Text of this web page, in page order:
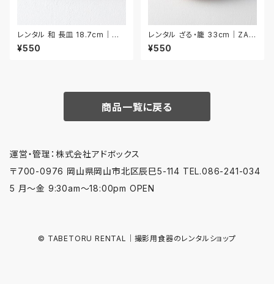
レンタル 和 長皿 18.7cm｜WN
A028
¥550
レンタル ざる・籠 33cm｜ZAR
029
¥550
商品一覧に戻る
運営・管理：株式会社アドボックス
〒700-0976 岡山県岡山市北区辰巳5-114 TEL.086-241-034
5 月〜金 9:30am〜18:00pm OPEN
© TABETORU RENTAL｜撮影用食器のレンタルショップ